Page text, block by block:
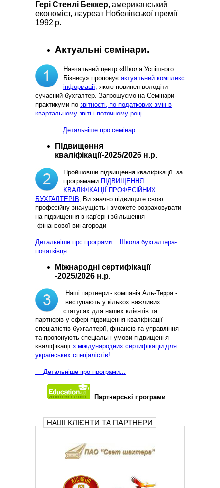
Гері Стенлі Беккер, американський
економіст, лауреат Нобелівської премії
1992 р.
Актуальні семінари.
Навчальний центр «Школа Успішного
Бізнесу» пропонує актуальний комплекс
інформації, якою повинен володіти
сучасний бухгалтер. Запрошуємо на Семінари-
практикуми по звітності, по податкових змін в
квартальному звіті і поточному році
Детальніше про семінар
Підвищення
кваліфікації-2025/2026 н.р.
Пройшовши підвищення кваліфікації за
програмами ПІДВИЩЕННЯ
КВАЛІФІКАЦІЇ ПРОФЕСІЙНИХ
БУХГАЛТЕРІВ , Ви значно підвищите свою
професійну значущість і зможете розраховувати
на підвищення в кар'єрі і збільшення
фінансової винагороди
Детальніше про програми
Школа бухгалтера-
початківця
Міжнародні сертифікації
-2025/2026 н.р.
Наші партнери - компанія Аль-Терра -
виступають у кількох важливих
статусах для наших клієнтів та
партнерів у сфері підвищення кваліфікації
спеціалістів бухгалтерії, фінансів та управління
та пропонують спеціальні умови підвищення
кваліфікації з міждународних сертифікацій для
українських спеціалістів!
Детальніше про програми...
Партнерські програми
НАШІ КЛІЄНТИ ТА ПАРТНЕРИ